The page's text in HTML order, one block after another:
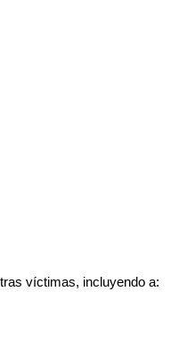
víctimas, incluyendo a: